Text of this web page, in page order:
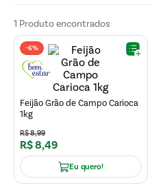
1 Produto
-6%
Feijão Grão de Campo Carioca
1kg
R$8,99
R$8,49
Eu quero!